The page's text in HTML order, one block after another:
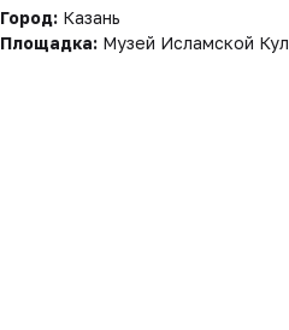
Город: Казань
Площадка: Музей Исламской